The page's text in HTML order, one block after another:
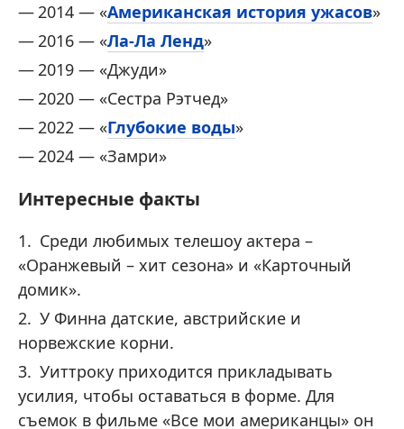
2014 — «Американская история ужасов»
2016 — «Ла-Ла Ленд»
2019 — «Джуди»
2020 — «Сестра Рэтчед»
2022 — «Глубокие воды»
2024 — «Замри»
Интересные факты
Среди любимых телешоу актера –
«Оранжевый – хит сезона» и «Карточный
домик».
У Финна датские, австрийские и
норвежские корни.
Уиттроку приходится прикладывать
усилия, чтобы оставаться в форме. Для
съемок в фильме «Все мои американцы» он